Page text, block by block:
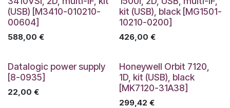
(USB) [M3410-010210-
00604]
588,00 €
kit (USB), black [MG1501-
10210-0200]
426,00 €
Datalogic power supply
[8-0935]
22,00 €
Honeywell Orbit 7120,
1D, kit (USB), black
[MK7120-31A38]
299,42 €